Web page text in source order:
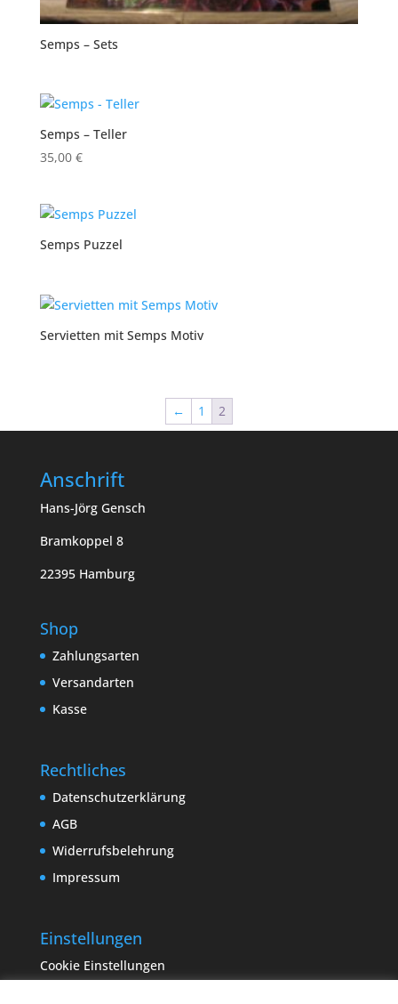
Semps – Sets
Semps – Teller
35,00 €
Semps Puzzel
Servietten mit Semps Motiv
← 1 2
Anschrift
Hans-Jörg Gensch
Bramkoppel 8
22395 Hamburg
Shop
Zahlungsarten
Versandarten
Kasse
Rechtliches
Datenschutzerklärung
AGB
Widerrufsbelehrung
Impressum
Einstellungen
Cookie Einstellungen